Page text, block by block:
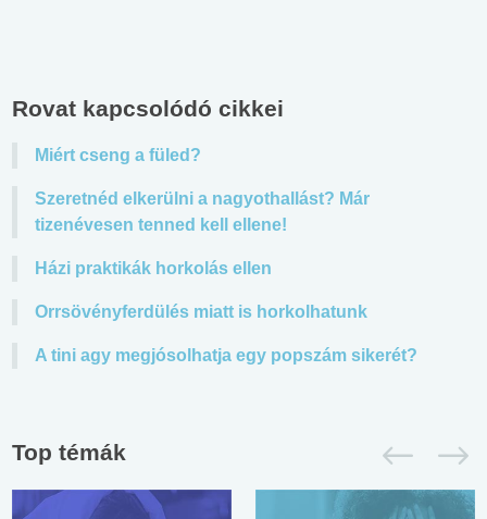
Rovat kapcsolódó cikkei
Miért cseng a füled?
Szeretnéd elkerülni a nagyothallást? Már
tizenévesen tenned kell ellene!
Házi praktikák horkolás ellen
Orrsövényferdülés miatt is horkolhatunk
A tini agy megjósolhatja egy popszám sikerét?
Top témák